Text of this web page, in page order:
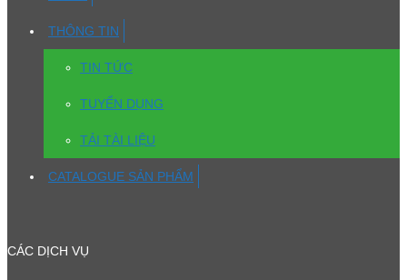
THÔNG TIN
TIN TỨC
TUYỂN DỤNG
TẢI TÀI LIỆU
CATALOGUE SẢN PHẨM
CÁC DỊCH VỤ